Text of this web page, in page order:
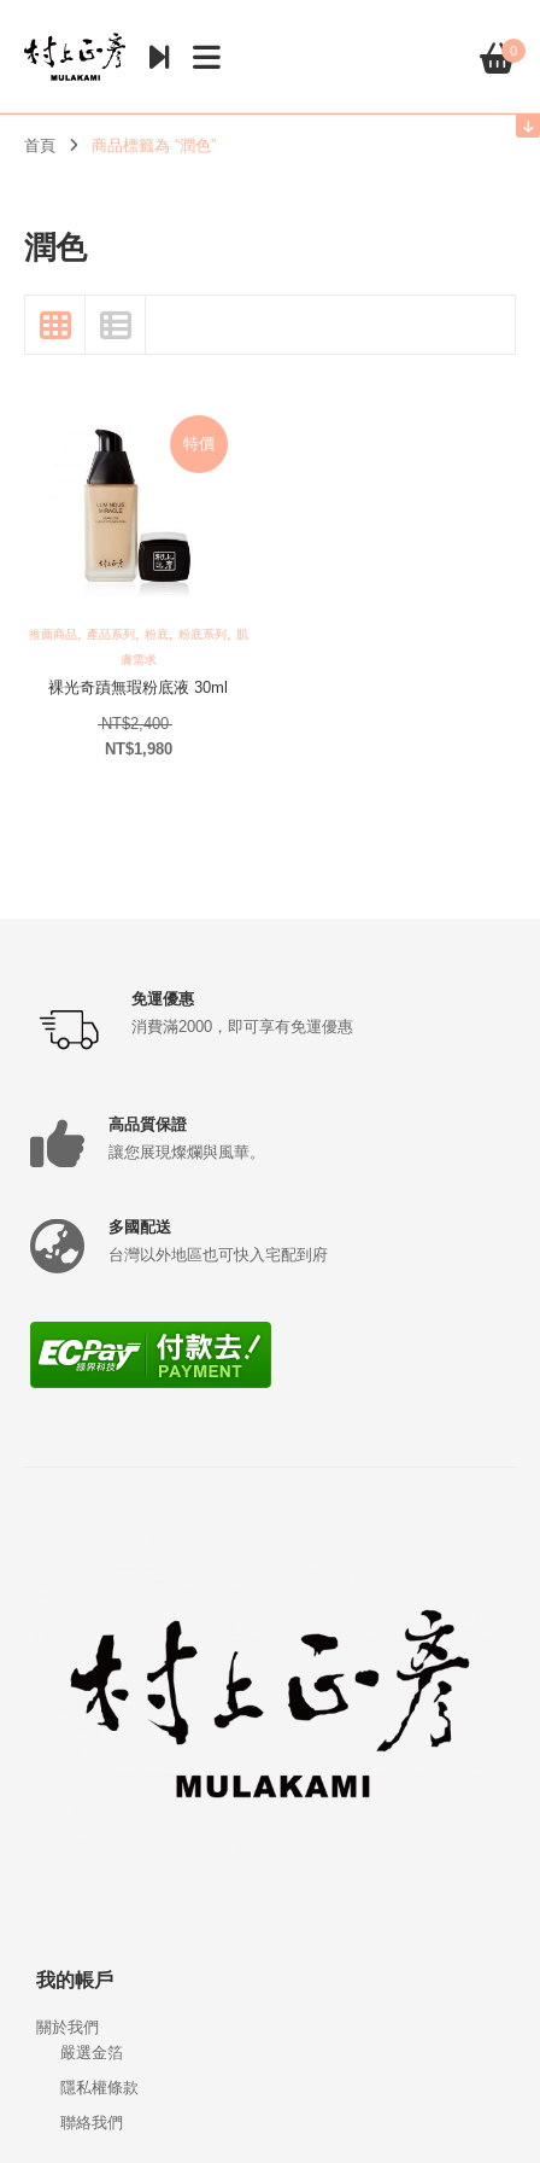
0
首頁 商品標籤為 “潤色”
潤色
特價
推薦商品, 產品系列, 粉底, 粉底系列,
肌
膚需求
裸光奇蹟無瑕粉底液 30ml
NT$2,400原始價格：NT$2,400。
NT$1,980
免運優惠
消費滿2000，即可享有免運優惠
高品質保證
讓您展現燦爛與風華。
多國配送
台灣以外地區也可快入宅配到府
我的帳戶
關於我們
嚴選金箔
隱私權條款
聯絡我們